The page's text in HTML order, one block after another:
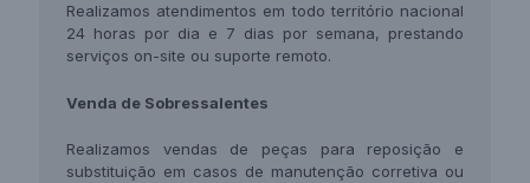
Realizamos atendimentos em todo território nacional
24 horas por dia e 7 dias por semana, prestando
serviços on-site ou suporte remoto.
Venda de Sobressalentes
Realizamos vendas de peças para reposição e
substituição em casos de manutenção corretiva ou